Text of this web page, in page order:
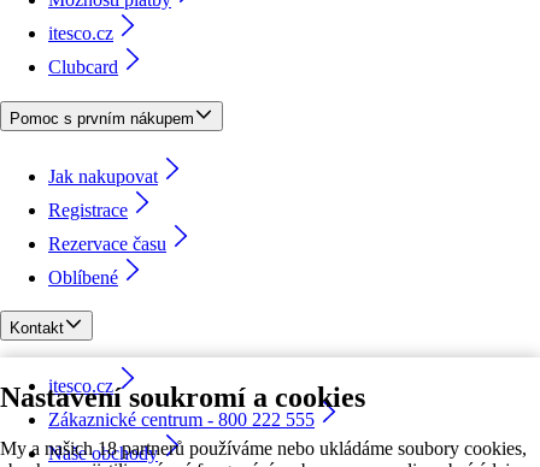
Nastavení soukromí a cookies
My a našich 18 partnerů používáme nebo ukládáme soubory cookies,
itesco.cz
Clubcard
Pomoc s prvním nákupem
Jak nakupovat
Registrace
Rezervace času
Oblíbené
Kontakt
itesco.cz
Zákaznické centrum - 800 222 555
Naše obchody